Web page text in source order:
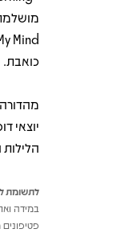
כואבת.
יוצאי
לתשומת
במידה